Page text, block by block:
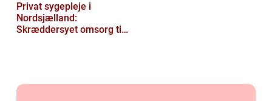
Privat sygepleje i
Nordsjælland:
Skræddersyet omsorg til